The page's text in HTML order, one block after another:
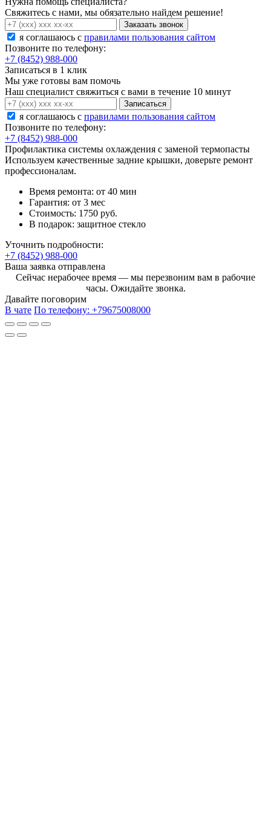
Свяжитесь с нами, мы обязательно найдем решение!
Заказать звонок
я соглашаюсь c правилами пользования сайтом
Позвоните по телефону:
+7 (8452) 988-000
Записаться в 1 клик
Мы уже готовы вам помочь
Наш специалист свяжиться с вами в течение 10 минут
Записаться
я соглашаюсь c правилами пользования сайтом
Позвоните по телефону:
+7 (8452) 988-000
Профилактика системы охлаждения с заменой термопасты
Используем качественные задние крышки, доверьте ремонт
профессионалам.
Время ремонта: от 40 мин
Гарантия: от 3 мес
Стоимость: 1750 руб.
В подарок: защитное стекло
Уточнить подробности:
+7 (8452) 988-000
Ваша заявка отправлена
Сейчас нерабочее время — мы перезвоним вам в рабочие
часы. Ожидайте звонка.
Давайте поговорим
В чате По телефону: +79675008000